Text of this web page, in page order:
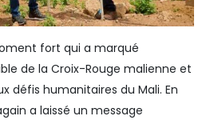
fort qui a marqué
de la Croix-Rouge malienne et
défis humanitaires du Mali. En
a laissé un message